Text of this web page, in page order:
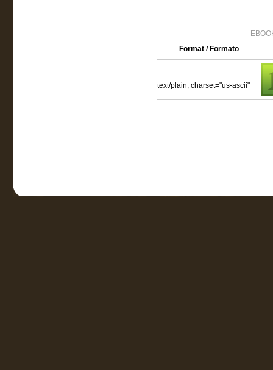
Format / Formato
text/plain; charset="us-ascii"